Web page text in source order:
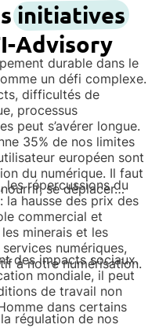
initiatives
Advisory
durable dans le
un défi complexe.
difficultés de
processus
peut s’avérer longue.
35% de nos limites
européen sont
du numérique. Il faut
se déplacer…
les répercussions du
la hausse des prix des
commercial et
minerais et les
numériques,
à notre numérisation.
des impacts sociaux.
mondiale, il peut
de travail non
dans certains
régulation de nos